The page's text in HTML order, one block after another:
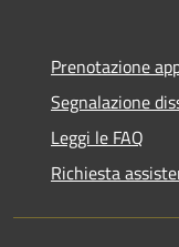
Prenotazione
Segnalazione
Leggi le FAQ
Richiesta